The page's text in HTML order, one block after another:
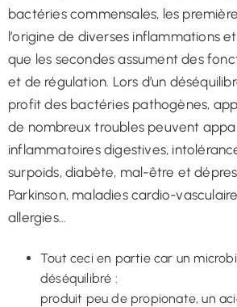
bactéries commensales, les
l’origine de diverses inflammations
que les secondes assument des
et de régulation. Lors d’un
profit des bactéries pathogènes,
de nombreux troubles peuvent
inflammatoires digestives,
surpoids, diabète, mal-être et
Parkinson, maladies cardio-
allergies…
Tout ceci en partie car un
déséquilibré :
produit peu de propionate, un